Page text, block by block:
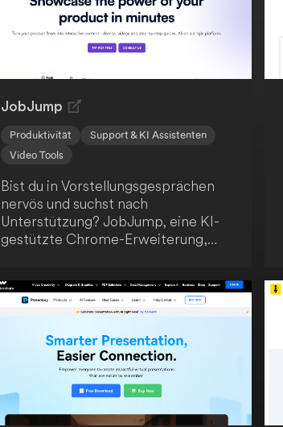
JobJump
Produktivität
Support & KI Assistenten
Video Tools
Bist du in Vorstellungsgesprächen
nervös und suchst nach
Unterstützung? JobJump, eine KI-
gestützte Chrome-Erweiterung,
dir prägnante, zielgerichtete
Antwortvorschläge basierend auf
innovativen Lösung wirst du sicher
den gewünschten Job an Land